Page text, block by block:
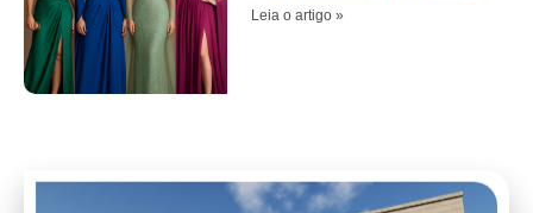
Leia o artigo »